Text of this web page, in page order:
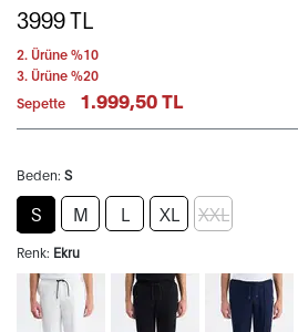
3999TL
2. Ürüne %10
3. Ürüne %20
Sepette
1.999,50 TL
Beden: S
S M L XL XXL
Renk: Ekru